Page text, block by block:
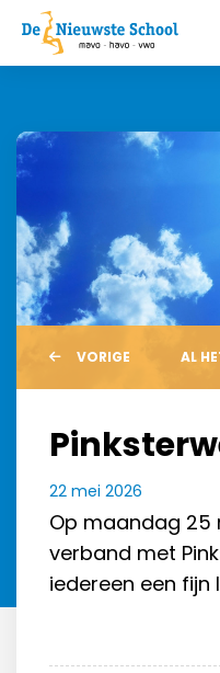
VORIGE AL
22 mei 2026
Op maandag 25
verband met
iedereen een fijn